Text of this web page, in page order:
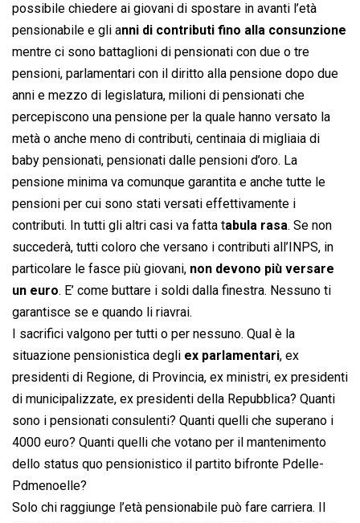
possibile chiedere ai giovani di spostare in avanti l’età
pensionabile e gli anni di contributi fino alla consunzione
mentre ci sono battaglioni di pensionati con due o tre
pensioni, parlamentari con il diritto alla pensione dopo due
anni e mezzo di legislatura, milioni di pensionati che
percepiscono una pensione per la quale hanno versato la
metà o anche meno di contributi, centinaia di migliaia di
baby pensionati, pensionati dalle pensioni d’oro. La
pensione minima va comunque garantita e anche tutte le
pensioni per cui sono stati versati effettivamente i
contributi. In tutti gli altri casi va fatta tabula rasa. Se non
succederà, tutti coloro che versano i contributi all’INPS, in
particolare le fasce più giovani, non devono più versare
un euro. E’ come buttare i soldi dalla finestra. Nessuno ti
garantisce se e quando li riavrai.
I sacrifici valgono per tutti o per nessuno. Qual è la
situazione pensionistica degli ex parlamentari, ex
presidenti di Regione, di Provincia, ex ministri, ex presidenti
di municipalizzate, ex presidenti della Repubblica? Quanti
sono i pensionati consulenti? Quanti quelli che superano i
4000 euro? Quanti quelli che votano per il mantenimento
dello status quo pensionistico il partito bifronte Pdelle-
Pdmenoelle?
Solo chi raggiunge l’età pensionabile può fare carriera. Il